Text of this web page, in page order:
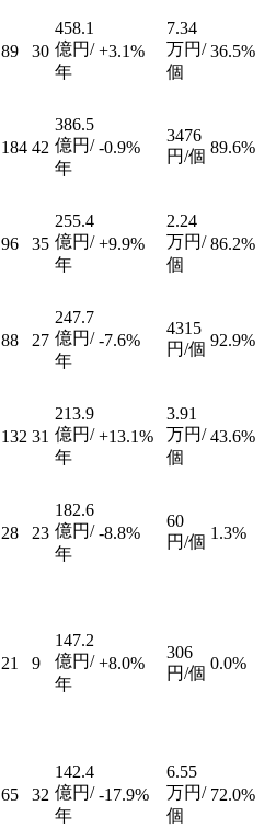
89 30
458.1
億円/
年
+3.1%
7.34
万円/
個
36.5%
184 42
386.5
億円/
年
-0.9%
3476
円/個 89.6%
96 35
255.4
億円/
年
+9.9%
2.24
万円/
個
86.2%
88 27
247.7
億円/
年
-7.6%
4315
円/個 92.9%
132 31
213.9
億円/
年
+13.1%
3.91
万円/
個
43.6%
28 23
182.6
億円/
年
-8.8%
60
円/個 1.3%
21 9
147.2
億円/
年
+8.0%
306
円/個
0.0%
65 32
142.4
億円/
年
-17.9%
6.55
万円/
個
72.0%